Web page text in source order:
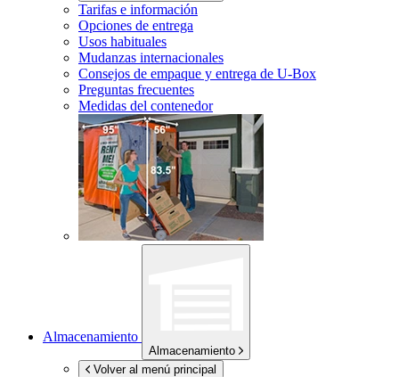
Tarifas e información
Opciones de entrega
Usos habituales
Mudanzas internacionales
Consejos de empaque y entrega de U-Box
Preguntas frecuentes
Medidas del contenedor
Almacenamiento
Almacenamiento
Volver al menú principal